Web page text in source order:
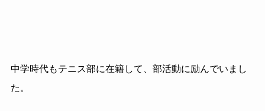
中学時代もテニス部に在籍して、部活動に励んでいまし
た。